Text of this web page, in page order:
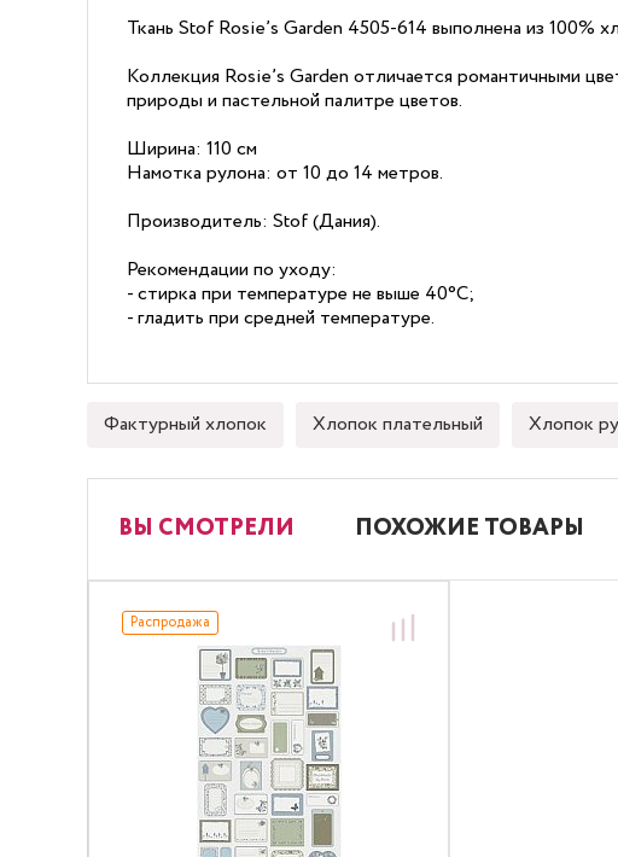
Ткань Stof Rosie’s Garden 4505-614 выполнена из 100%
Коллекция Rosie’s Garden отличается романтичными
природы и пастельной палитре цветов.
Ширина: 110 см
Намотка рулона: от 10 до 14 метров.
Производитель: Stof (Дания).
Рекомендации по уходу:
- стирка при температуре не выше 40°C;
- гладить при средней температуре.
Фактурный хлопок Хлопок плательный Хлопок
ВЫ СМОТРЕЛИ ПОХОЖИЕ ТОВАРЫ
Распродажа